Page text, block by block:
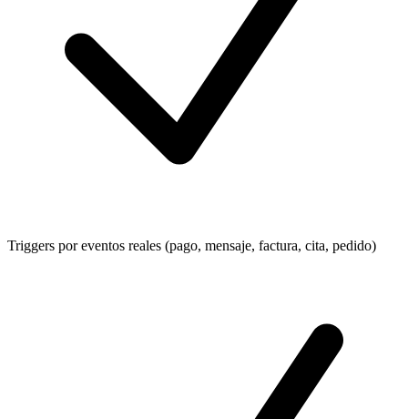
Triggers por eventos reales (pago, mensaje, factura, cita, pedido)